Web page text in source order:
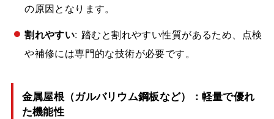
の原因となります。
割れやすい: 踏むと割れやすい性質があるため、点検
や補修には専門的な技術が必要です。
金属屋根（ガルバリウム鋼板など）：軽量で優れ
た機能性